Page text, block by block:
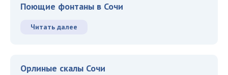
Поющие фонтаны в Сочи
Читать далее
Орлиные скалы Сочи